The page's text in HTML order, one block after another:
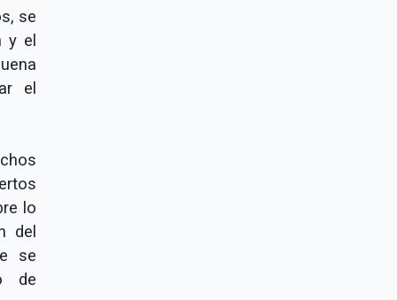
se
y el
el
lo
del
se
de